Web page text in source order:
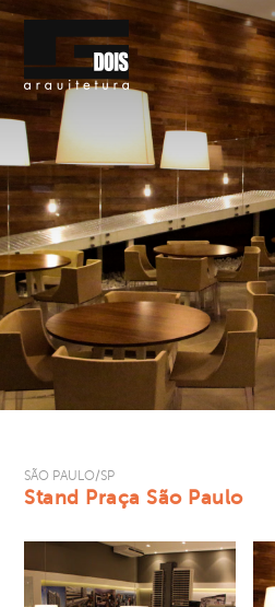
SÃO PAULO/SP
Stand Praça São Paulo